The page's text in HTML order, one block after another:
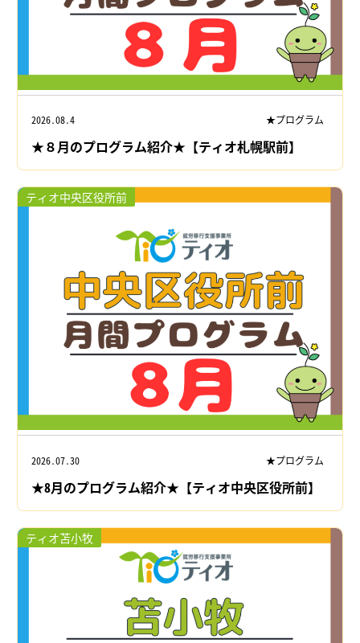
2026.08.4 ★プログラム
★８月のプログラム紹介★【ティオ札幌駅前】
ティオ中央区役所前
2026.07.30 ★プログラム
★8月のプログラム紹介★【ティオ中央区役所前】
ティオ苫小牧